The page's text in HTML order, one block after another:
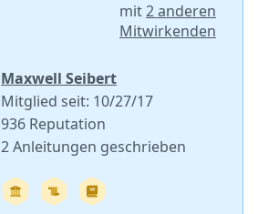
mit2 anderen
Mitwirkenden
Maxwell Seibert
Mitglied seit: 10/27/17
936 Reputation
2 Anleitungen geschrieben